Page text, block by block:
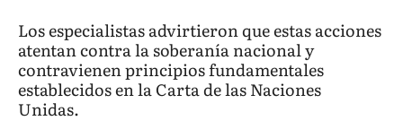
Los especialistas advirtieron que estas acciones
atentan contra la soberanía nacional y
contravienen principios fundamentales
establecidos en la Carta de las Naciones
Unidas.